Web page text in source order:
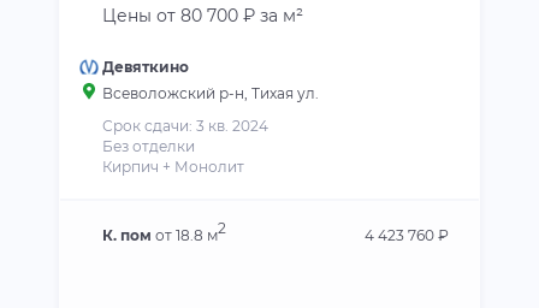
Цены от 80 700 ₽ за м²
Девяткино
Всеволожский р-н, Тихая ул.
Срок сдачи: 3 кв. 2024
Без отделки
Кирпич + Монолит
К. пом от 18.8 м2 4 423 760 ₽